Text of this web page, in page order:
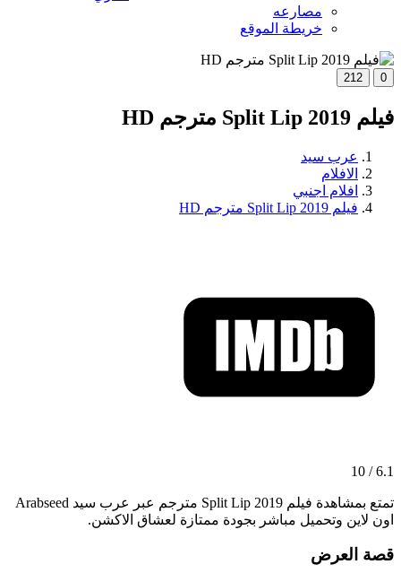
مصارعه
خريطة الموقع
0
212
فيلم Split Lip 2019 مترجم HD
عرب سيد
الافلام
افلام اجنبي
فيلم Split Lip 2019 مترجم HD
6.1 / 10
تمتع بمشاهدة فيلم Split Lip 2019 مترجم عبر عرب سيد Arabseed
اون لاين وتحميل مباشر بجودة ممتازة لعشاق الاكشن.
قصة العرض